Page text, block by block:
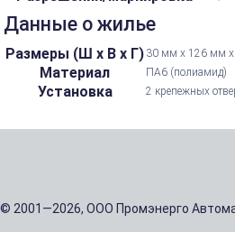
Данные о жилье
Размеры (Ш х В х Г) 30 мм х 126 мм
Материал ПА6 (полиамид)
Установка 2 крепежных
© 2001—2026, ООО Промэнерго